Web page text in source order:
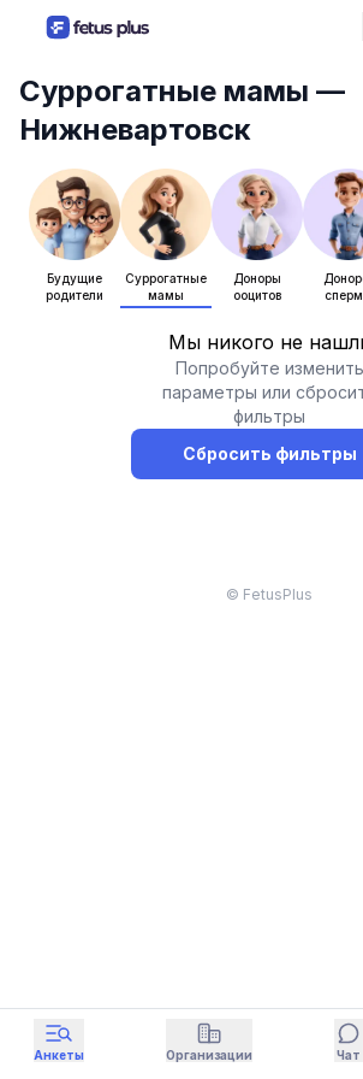
Суррогатные мамы —
Нижневартовск
Будущие
родители
Суррогатные
мамы
Доноры
ооцитов
Мы никого не
Попробуйте изменить
параметры или
фильтры
Сбросить фильтры
© FetusPlus
Анкеты Организации Чат